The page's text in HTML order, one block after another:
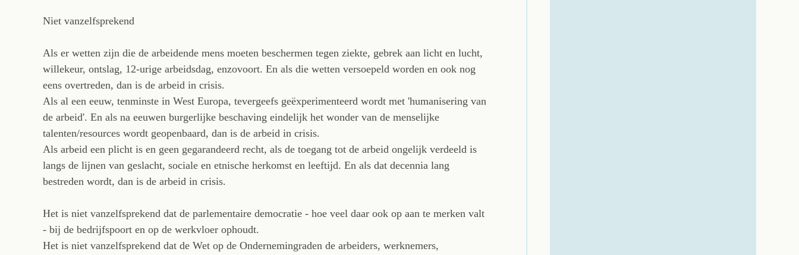
Niet vanzelfsprekend
Als er wetten zijn die de arbeidende mens moeten beschermen tegen ziekte, gebrek aan licht en lucht,
willekeur, ontslag, 12-urige arbeidsdag, enzovoort. En als die wetten versoepeld worden en ook nog
eens overtreden, dan is de arbeid in crisis.
Als al een eeuw, tenminste in West Europa, tevergeefs geëxperimenteerd wordt met 'humanisering van
de arbeid'. En als na eeuwen burgerlijke beschaving eindelijk het wonder van de menselijke
talenten/resources wordt geopenbaard, dan is de arbeid in crisis.
Als arbeid een plicht is en geen gegarandeerd recht, als de toegang tot de arbeid ongelijk verdeeld is
langs de lijnen van geslacht, sociale en etnische herkomst en leeftijd. En als dat decennia lang
bestreden wordt, dan is de arbeid in crisis.
Het is niet vanzelfsprekend dat de parlementaire democratie - hoe veel daar ook op aan te merken valt
- bij de bedrijfspoort en op de werkvloer ophoudt.
Het is niet vanzelfsprekend dat de Wet op de Ondernemingraden de arbeiders, werknemers,